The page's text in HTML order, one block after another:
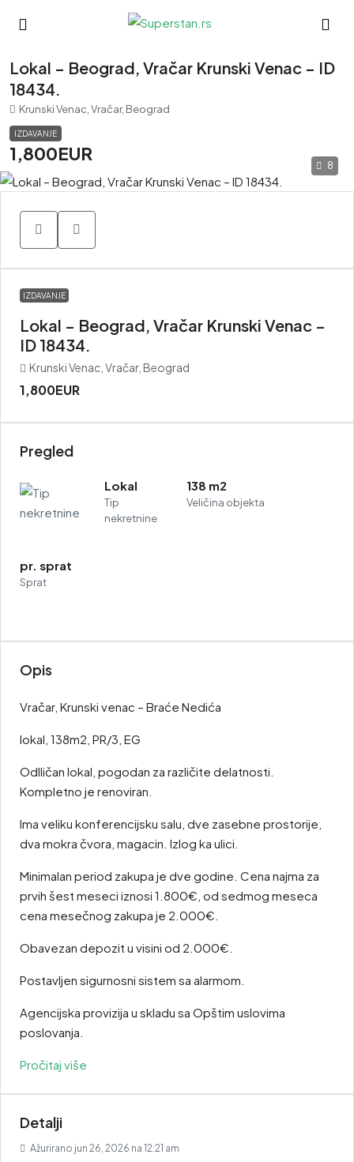
Lokal – Beograd, Vračar Krunski Venac – ID
18434.
Krunski Venac, Vračar, Beograd
IZDAVANJE
1,800EUR
8
IZDAVANJE
Lokal – Beograd, Vračar Krunski Venac –
ID 18434.
Krunski Venac, Vračar, Beograd
1,800EUR
Pregled
Lokal
Tip
nekretnine
138 m2
Veličina objekta
pr. sprat
Sprat
Opis
Vračar, Krunski venac – Braće Nedića
lokal, 138m2, PR/3, EG
Odlličan lokal, pogodan za različite delatnosti.
Kompletno je renoviran.
Ima veliku konferencijsku salu, dve zasebne prostorije,
dva mokra čvora, magacin. Izlog ka ulici.
Minimalan period zakupa je dve godine. Cena najma za
prvih šest meseci iznosi 1.800€, od sedmog meseca
cena mesečnog zakupa je 2.000€.
Obavezan depozit u visini od 2.000€.
Postavljen sigurnosni sistem sa alarmom.
Agencijska provizija u skladu sa Opštim uslovima
poslovanja.
Pročitaj više
Detalji
Ažurirano jun 26, 2026 na 12:21 am